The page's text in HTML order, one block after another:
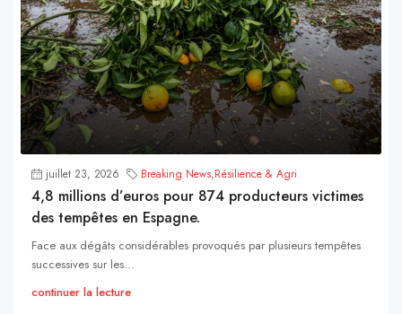
juillet 23, 2026 Breaking News,Résilience & Agri
4,8 millions d’euros pour 874 producteurs victimes
des tempêtes en Espagne.
Face aux dégâts considérables provoqués par plusieurs tempêtes
successives sur les...
continuer la lecture